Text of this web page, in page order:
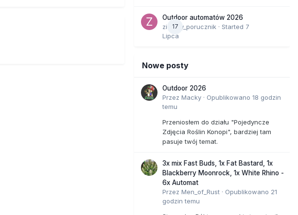
17
Outdoor automatów 2026
zielony_porucznik · Started 7
Lipca
Nowe posty
Outdoor 2026
Przez Macky · Opublikowano 18 godzin
temu
Przeniosłem do działu "Pojedyncze
Zdjęcia Roślin Konopi", bardziej tam
pasuje twój temat.
3x mix Fast Buds, 1x Fat Bastard, 1x
Blackberry Moonrock, 1x White Rhino -
6x Automat
Przez Men_of_Rust · Opublikowano 21
godzin temu